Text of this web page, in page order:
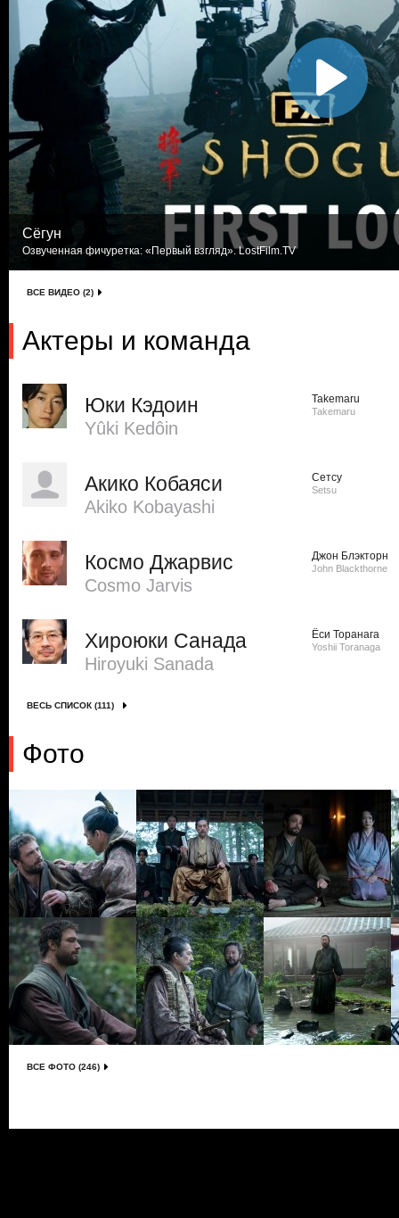
Сёгун
Озвученная фичуретка: «Первый взгляд». LostFilm.TV
ВСЕ ВИДЕО (2)
Актеры и команда
Юки Кэдоин
Yûki Kedôin
Takemaru
Takemaru
Акико Кобаяси
Akiko Kobayashi
Сетсу
Setsu
Космо Джарвис
Cosmo Jarvis
Джон Блэкторн
John Blackthorne
Хироюки Санада
Hiroyuki Sanada
Ёси Торанага
Yoshii Toranaga
ВЕСЬ СПИСОК (111)
Фото
ВСЕ ФОТО (246)